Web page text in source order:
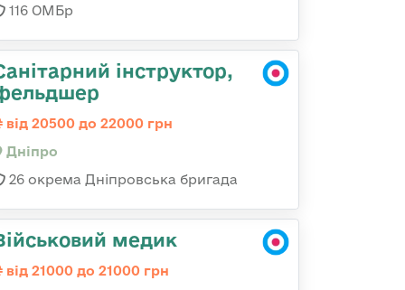
116 ОМБр
інструктор,
від 20500 до 22000 грн
Дніпро
26 окрема Дніпровська бригада
медик
від 21000 до 21000 грн